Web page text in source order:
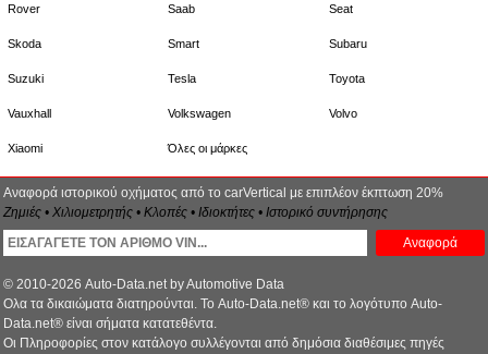
Rover Saab Seat
Skoda Smart Subaru
Suzuki Tesla Toyota
Vauxhall Volkswagen Volvo
Xiaomi Όλες οι μάρκες
Αναφορά ιστορικού οχήματος από το carVertical με επιπλέον έκπτωση 20%
Ζημιές • Χιλιομετρητής • Κλοπές • Ιδιοκτήτες • Ιστορικό συντήρησης
Αναφορά
© 2010-2026 Auto-Data.net by Automotive Data
Ολα τα δικαιώματα διατηρούνται. Το Auto-Data.net® και το λογότυπο Auto-
Data.net® είναι σήματα κατατεθέντα.
Οι Πληροφορίες στον κατάλογο συλλέγονται από δημόσια διαθέσιμες πηγές